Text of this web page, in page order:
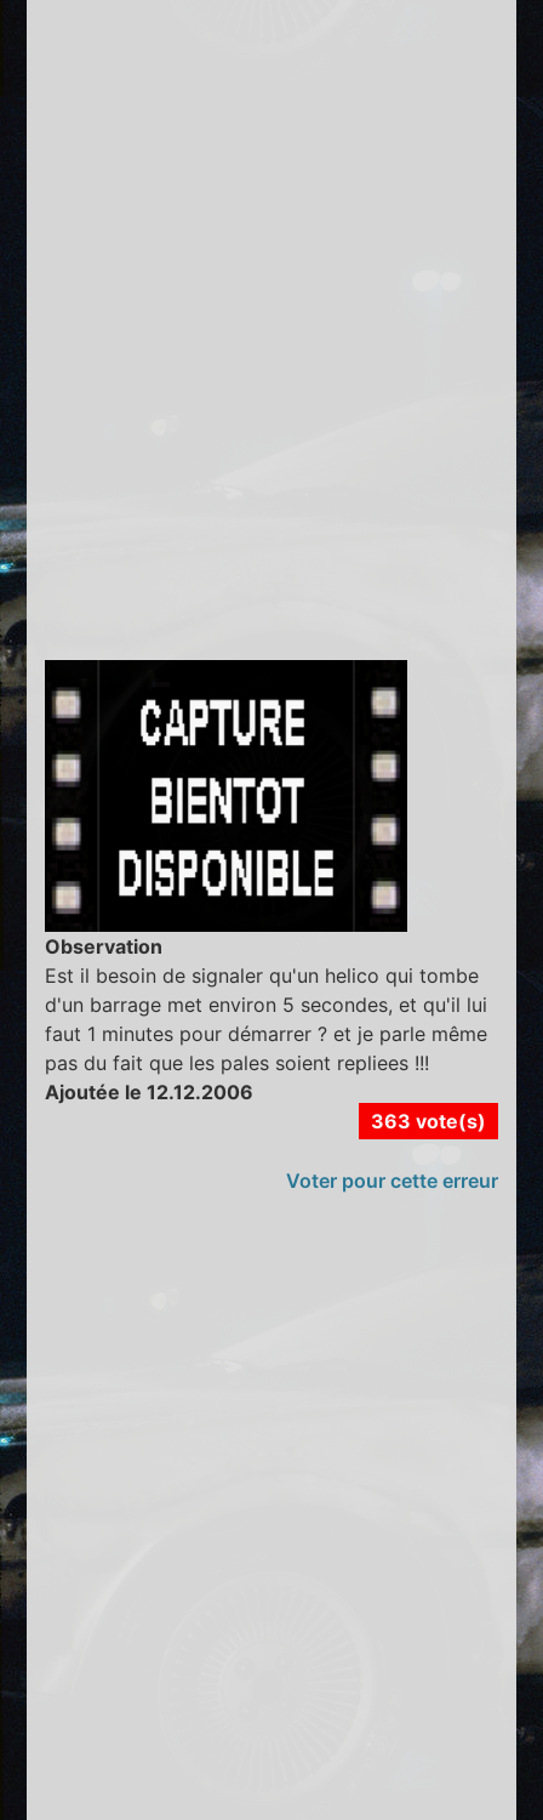
Observation
Est il besoin de signaler qu'un helico qui tombe
d'un barrage met environ 5 secondes, et qu'il lui
faut 1 minutes pour démarrer ? et je parle même
pas du fait que les pales soient repliees !!!
Ajoutée le 12.12.2006
363 vote(s)
Voter pour cette erreur